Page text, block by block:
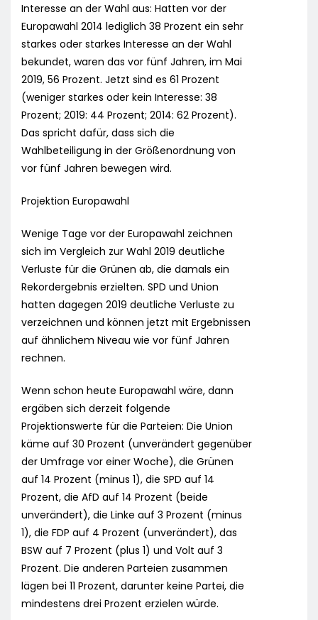
Interesse an der Wahl aus: Hatten vor der
Europawahl 2014 lediglich 38 Prozent ein sehr
starkes oder starkes Interesse an der Wahl
bekundet, waren das vor fünf Jahren, im Mai
2019, 56 Prozent. Jetzt sind es 61 Prozent
(weniger starkes oder kein Interesse: 38
Prozent; 2019: 44 Prozent; 2014: 62 Prozent).
Das spricht dafür, dass sich die
Wahlbeteiligung in der Größenordnung von
vor fünf Jahren bewegen wird.
Projektion Europawahl
Wenige Tage vor der Europawahl zeichnen
sich im Vergleich zur Wahl 2019 deutliche
Verluste für die Grünen ab, die damals ein
Rekordergebnis erzielten. SPD und Union
hatten dagegen 2019 deutliche Verluste zu
verzeichnen und können jetzt mit Ergebnissen
auf ähnlichem Niveau wie vor fünf Jahren
rechnen.
Wenn schon heute Europawahl wäre, dann
ergäben sich derzeit folgende
Projektionswerte für die Parteien: Die Union
käme auf 30 Prozent (unverändert gegenüber
der Umfrage vor einer Woche), die Grünen
auf 14 Prozent (minus 1), die SPD auf 14
Prozent, die AfD auf 14 Prozent (beide
unverändert), die Linke auf 3 Prozent (minus
1), die FDP auf 4 Prozent (unverändert), das
BSW auf 7 Prozent (plus 1) und Volt auf 3
Prozent. Die anderen Parteien zusammen
lägen bei 11 Prozent, darunter keine Partei, die
mindestens drei Prozent erzielen würde.